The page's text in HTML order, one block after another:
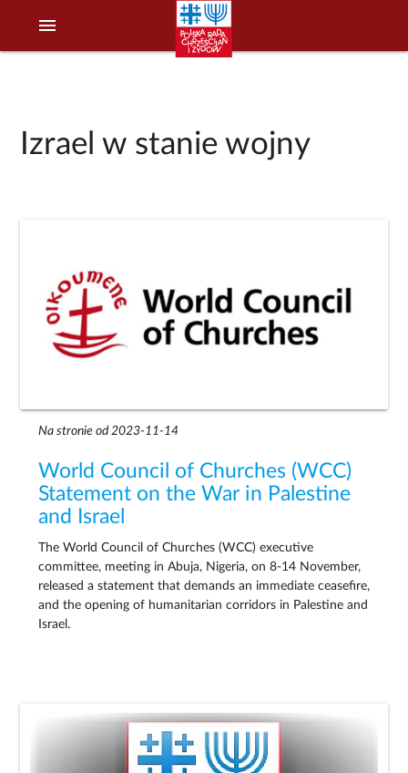
menu
Izrael w stanie wojny
Na stronie od 2023-11-14
World Council of Churches (WCC)
Statement on the War in Palestine
and Israel
The World Council of Churches (WCC) executive
committee, meeting in Abuja, Nigeria, on 8-14 November,
released a statement that demands an immediate ceasefire,
and the opening of humanitarian corridors in Palestine and
Israel.